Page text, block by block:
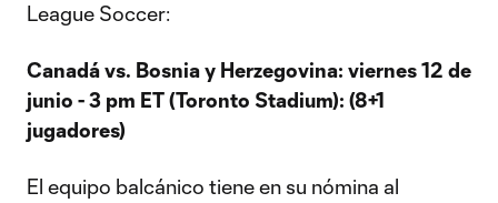
League Soccer:
Canadá vs. Bosnia y Herzegovina: viernes 12 de
junio - 3 pm ET (Toronto Stadium): (8+1
jugadores)
El equipo balcánico tiene en su nómina al